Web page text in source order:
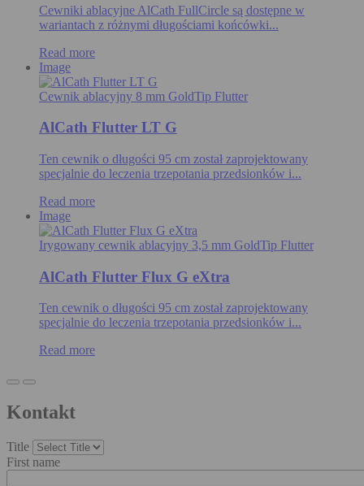
Cewniki ablacyjne AlCath FullCircle są dostępne w
wariantach z różnymi długościami końcówki...
Read more
Image
Cewnik ablacyjny 8 mm GoldTip Flutter
AlCath Flutter LT G
Ten cewnik o długości 95 cm został zaprojektowany
specjalnie do leczenia trzepotania przedsionków i...
Read more
Image
Irygowany cewnik ablacyjny 3,5 mm GoldTip Flutter
AlCath Flutter Flux G eXtra
Ten cewnik o długości 95 cm został zaprojektowany
specjalnie do leczenia trzepotania przedsionków i...
Read more
Kontakt
Title
First name